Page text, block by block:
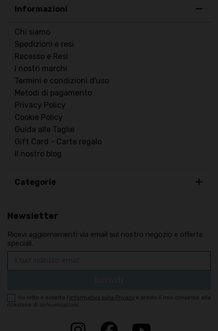
Informazioni
Chi siamo
Spedizioni e resi
Recesso e Resi
I nostri marchi
Termini e condizioni d'uso
Metodi di pagamento
Privacy Policy
Cookie Policy
Guida alle Taglie
Gift Card - Carte regalo
Il nostro blog
Categorie
Newsletter
Ricevi aggiornamenti via email sul nostro negozio e offerte
speciali.
Ho letto e accetto l'informativa sulla Privacy e presto il mio consenso alla
ricezione di comunicazioni.